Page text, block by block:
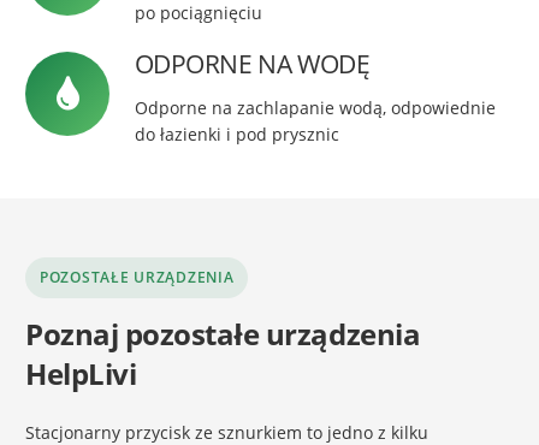
po pociągnięciu
ODPORNE NA WODĘ
Odporne na zachlapanie wodą, odpowiednie
do łazienki i pod prysznic
POZOSTAŁE URZĄDZENIA
Poznaj pozostałe urządzenia
HelpLivi
Stacjonarny przycisk ze sznurkiem to jedno z kilku